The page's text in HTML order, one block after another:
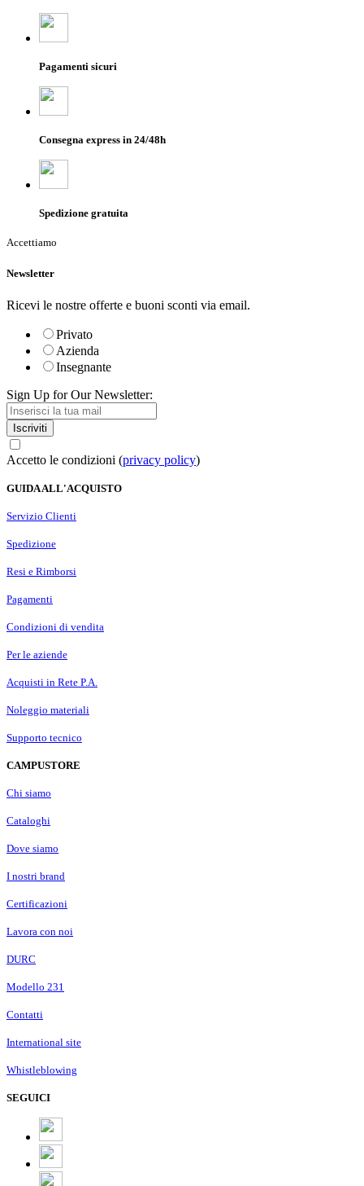
Pagamenti sicuri
Consegna express in 24/48h
Spedizione gratuita
Accettiamo
Newsletter
Ricevi le nostre offerte e buoni sconti via email.
Privato
Azienda
Insegnante
Sign Up for Our Newsletter:
Iscriviti
Accetto le condizioni (privacy policy)
GUIDA ALL'ACQUISTO
Servizio Clienti
Spedizione
Resi e Rimborsi
Pagamenti
Condizioni di vendita
Per le aziende
Acquisti in Rete P.A.
Noleggio materiali
Supporto tecnico
CAMPUSTORE
Chi siamo
Cataloghi
Dove siamo
I nostri brand
Certificazioni
Lavora con noi
DURC
Modello 231
Contatti
International site
Whistleblowing
SEGUICI